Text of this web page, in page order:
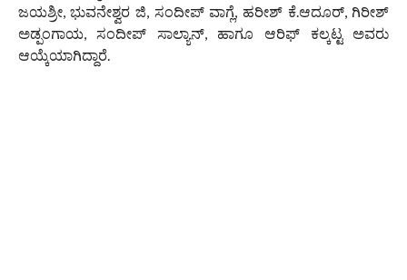
ಜಯಶ್ರೀ, ಭುವನೇಶ್ವರ ಜಿ, ಸಂದೀಪ್ ವಾಗ್ಲೆ, ಹರೀಶ್ ಕೆ.ಆದೂರ್, ಗಿರೀಶ್
ಅಡ್ಪಂಗಾಯ, ಸಂದೀಪ್ ಸಾಲ್ಯಾನ್, ಹಾಗೂ ಆರಿಫ್ ಕಲ್ಕಟ್ಟ ಅವರು
ಆಯ್ಕೆಯಾಗಿದ್ದಾರೆ.